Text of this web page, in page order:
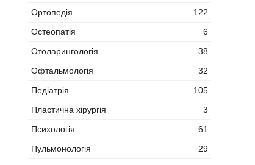
Ортопедія
122
Остеопатія
6
Отоларингологія
38
Офтальмологія
32
Педіатрія
105
Пластична хірургія
3
Психологія
61
Пульмонологія
29